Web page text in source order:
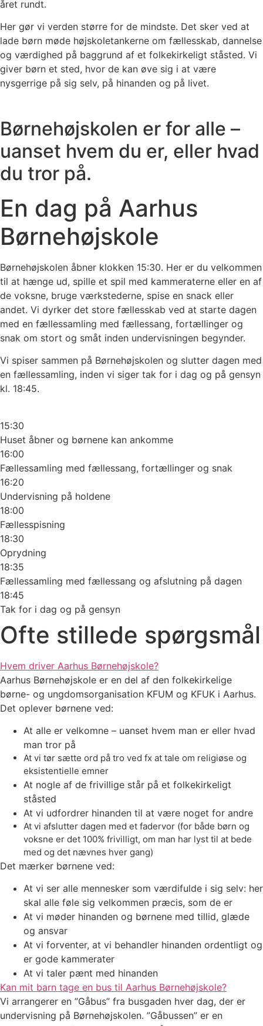
året rundt.
Her gør vi verden større for de mindste. Det sker ved at
lade børn møde højskoletankerne om fællesskab, dannelse
og værdighed på baggrund af et folkekirkeligt ståsted. Vi
giver børn et sted, hvor de kan øve sig i at være
nysgerrige på sig selv, på hinanden og på livet.
Børnehøjskolen er for alle –
uanset hvem du er, eller hvad
du tror på.
En dag på Aarhus
Børnehøjskole
Børnehøjskolen åbner klokken 15:30. Her er du velkommen
til at hænge ud, spille et spil med kammeraterne eller en af
de voksne, bruge værkstederne, spise en snack eller
andet. Vi dyrker det store fællesskab ved at starte dagen
med en fællessamling med fællessang, fortællinger og
snak om stort og småt inden undervisningen begynder.
Vi spiser sammen på Børnehøjskolen og slutter dagen med
en fællessamling, inden vi siger tak for i dag og på gensyn
kl. 18:45.
15:30
Huset åbner og børnene kan ankomme
16:00
Fællessamling med fællessang, fortællinger og snak
16:20
Undervisning på holdene
18:00
Fællesspisning
18:30
Oprydning
18:35
Fællessamling med fællessang og afslutning på dagen
18:45
Tak for i dag og på gensyn
Ofte stillede spørgsmål
Hvem driver Aarhus Børnehøjskole?
Aarhus Børnehøjskole er en del af den folkekirkelige
børne- og ungdomsorganisation KFUM og KFUK i Aarhus.
Det oplever børnene ved:
At alle er velkomne – uanset hvem man er eller hvad
man tror på
At vi tør sætte ord på tro ved fx at tale om religiøse og
eksistentielle emner
At nogle af de frivillige står på et folkekirkeligt
ståsted
At vi udfordrer hinanden til at være noget for andre
At vi afslutter dagen med et fadervor (for både børn og
voksne er det 100% frivilligt, om man har lyst til at bede
med og det nævnes hver gang)
Det mærker børnene ved:
At vi ser alle mennesker som værdifulde i sig selv: her
skal alle føle sig velkommen præcis, som de er
At vi møder hinanden og børnene med tillid, glæde
og ansvar
At vi forventer, at vi behandler hinanden ordentligt og
er gode kammerater
At vi taler pænt med hinanden
Kan mit barn tage en bus til Aarhus Børnehøjskole?
Vi arrangerer en ”Gåbus” fra busgaden hver dag, der er
undervisning på Børnehøjskolen. ”Gåbussen” er en